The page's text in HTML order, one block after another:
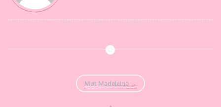
Møt Madeleine →